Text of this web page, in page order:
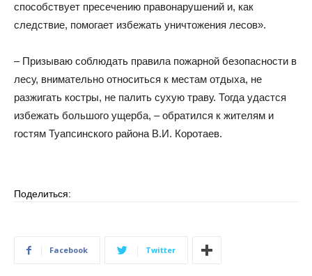
способствует пресечению правонарушений и, как
следствие, помогает избежать уничтожения лесов».
– Призываю соблюдать правила пожарной безопасности в
лесу, внимательно относиться к местам отдыха, не
разжигать костры, не палить сухую траву. Тогда удастся
избежать большого ущерба, – обратился к жителям и
гостям Туапсинского района В.И. Коротаев.
Поделиться:
Facebook Twitter